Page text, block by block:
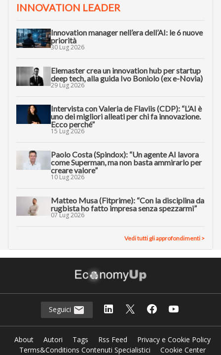
INNOVATION LEADER
Innovation manager nell’era dell’AI: le 6 nuove
priorità
30 Lug 2026
Elemaster crea un innovation hub per startup
deep tech, alla guida Ivo Boniolo (ex e-Novia)
29 Lug 2026
Intervista con Valeria de Flaviis (CDP): “L’AI è
uno dei migliori alleati per chi fa innovazione.
Ecco perché”
15 Lug 2026
Paolo Costa (Spindox): “Un agente AI lavora
come Superman, ma non basta ammirarlo per
creare valore”
10 Lug 2026
Matteo Musa (Fitprime): “Con la disciplina da
rugbista ho fatto impresa senza spezzarmi”
07 Lug 2026
Vedi tutti gli approfondimenti >
Seguici
About Autori Tags Rss Feed
Privacy e Cookie Policy
Terms&Conditions Contenuti Specialistici
Cookie Center